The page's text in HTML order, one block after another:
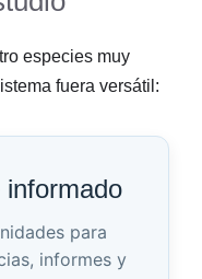
especies muy
fuera versátil:
informado
para
informes y